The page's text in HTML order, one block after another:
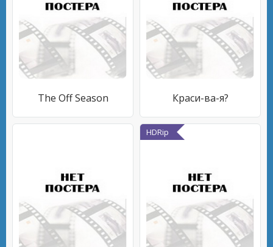
The Off Season Краси-ва-я?
HDRip